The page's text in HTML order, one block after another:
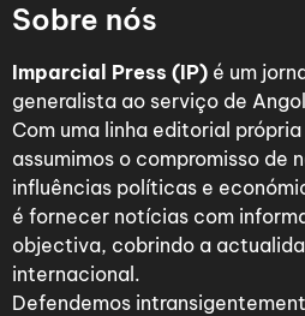
Sobre nós
Imparcial Press (IP) é um
generalista ao serviço de
Com uma linha editorial
assumimos o compromisso de
influências políticas e
é fornecer notícias com
objectiva, cobrindo a
internacional.
Defendemos